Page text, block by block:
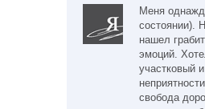
Меня
состоянии).
нашел
эмоций.
участковый
свобода